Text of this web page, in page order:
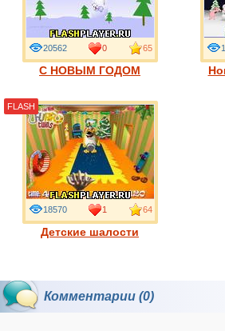
С НОВЫМ ГОДОМ
20562 0 65
Детские шалости
18570 1 64
FLASH
Комментарии (0)